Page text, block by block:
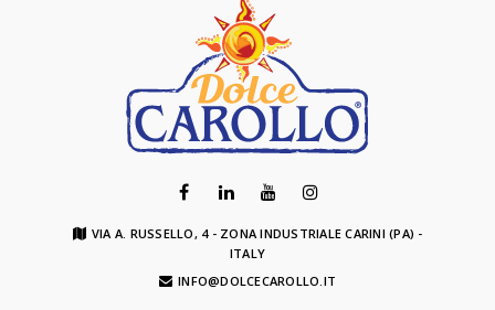
VIA A. RUSSELLO, 4 - ZONA INDUSTRIALE CARINI (PA) -
ITALY
INFO@DOLCECAROLLO.IT